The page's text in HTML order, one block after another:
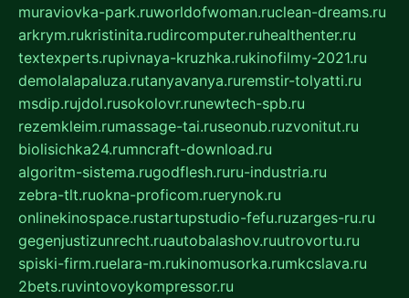
muraviovka-park.ruworldofwoman.ruclean-dreams.ru
arkrym.rukristinita.rudircomputer.ruhealthenter.ru
textexperts.rupivnaya-kruzhka.rukinofilmy-2021.ru
demolalapaluza.rutanyavanya.ruremstir-tolyatti.ru
msdip.rujdol.rusokolovr.runewtech-spb.ru
rezemkleim.rumassage-tai.ruseonub.ruzvonitut.ru
biolisichka24.rumncraft-download.ru
algoritm-sistema.rugodflesh.ruru-industria.ru
zebra-tlt.ruokna-proficom.ruerynok.ru
onlinekinospace.rustartupstudio-fefu.ruzarges-ru.ru
gegenjustizunrecht.ruautobalashov.ruutrovortu.ru
spiski-firm.ruelara-m.rukinomusorka.rumkcslava.ru
2bets.ruvintovoykompressor.ru